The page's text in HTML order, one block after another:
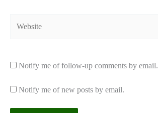
Notify me of follow-up comments by email.
Notify me of new posts by email.